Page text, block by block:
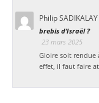
Philip SADIKALAY
brebis d’Israël ?
23 mars 2025
Gloire soit rendue
effet, il faut faire